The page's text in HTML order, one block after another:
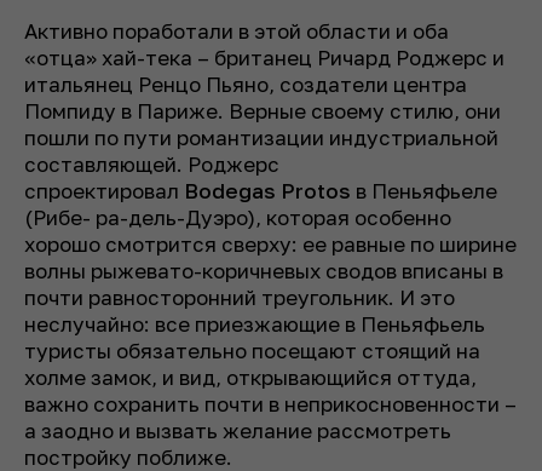
Активно поработали в этой области и оба
«отца» хай-тека – британец Ричард Роджерс и
итальянец Ренцо Пьяно, создатели центра
Помпиду в Париже. Верные своему стилю, они
пошли по пути романтизации индустриальной
составляющей. Роджерс
спроектировал Bodegas Protos в Пеньяфьеле
(Рибе- ра-дель-Дуэро), которая особенно
хорошо смотрится сверху: ее равные по ширине
волны рыжевато-коричневых сводов вписаны в
почти равносторонний треугольник. И это
неслучайно: все приезжающие в Пеньяфьель
туристы обязательно посещают стоящий на
холме замок, и вид, открывающийся оттуда,
важно сохранить почти в неприкосновенности –
а заодно и вызвать желание рассмотреть
постройку поближе.